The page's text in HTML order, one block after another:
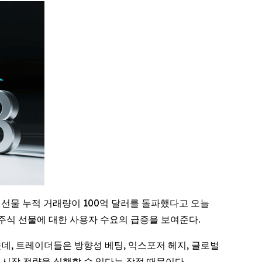
물 누적 거래량이 100억 달러를 돌파했다고 오늘
선물에 대한 사용자 수요의 급증을 보여준다.
, 트레이더들은 방향성 베팅, 익스포저 헤지, 글로벌